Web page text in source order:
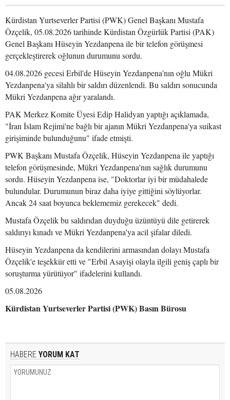
Kürdistan Yurtseverler Partisi (PWK) Genel Başkanı Mustafa
Özçelik, 05.08.2026 tarihinde Kürdistan Özgürlük Partisi (PAK)
Genel Başkanı Hüseyin Yezdanpena ile bir telefon görüşmesi
gerçekleştirerek oğlunun durumunu sordu.
04.08.2026 gecesi Erbil'de Hüseyin Yezdanpena'nın oğlu Mükri
Yezdanpena'ya silahlı bir saldırı düzenlendi. Bu saldırı sonucunda
Mükri Yezdanpena ağır yaralandı.
PAK Merkez Komite Üyesi Edip Halidyan yaptığı açıklamada,
"İran İslam Rejimi'ne bağlı bir ajanın Mükri Yezdanpena'ya suikast
girişiminde bulunduğunu" ifade etmişti.
PWK Başkanı Mustafa Özçelik, Hüseyin Yezdanpena ile yaptığı
telefon görüşmesinde, Mükri Yezdanpena'nın sağlık durumunu
sordu. Hüseyin Yezdanpena ise, "Doktorlar iyi bir müdahalede
bulundular. Durumunun biraz daha iyiye gittiğini söylüyorlar.
Ancak 24 saat boyunca beklememiz gerekecek" dedi.
Mustafa Özçelik bu saldırıdan duyduğu üzüntüyü dile getirerek
saldırıyı kınadı ve Mükri Yezdanpena'ya acil şifalar diledi.
Hüseyin Yezdanpena da kendilerini armasından dolayı Mustafa
Özçelik'e teşekkür etti ve "Erbil Asayişi olayla ilgili geniş çaplı bir
soruşturma yürütüyor" ifadelerini kullandı.
05.08.2026
Kürdistan Yurtseverler Partisi (PWK) Basın Bürosu
HABERE YORUM KAT